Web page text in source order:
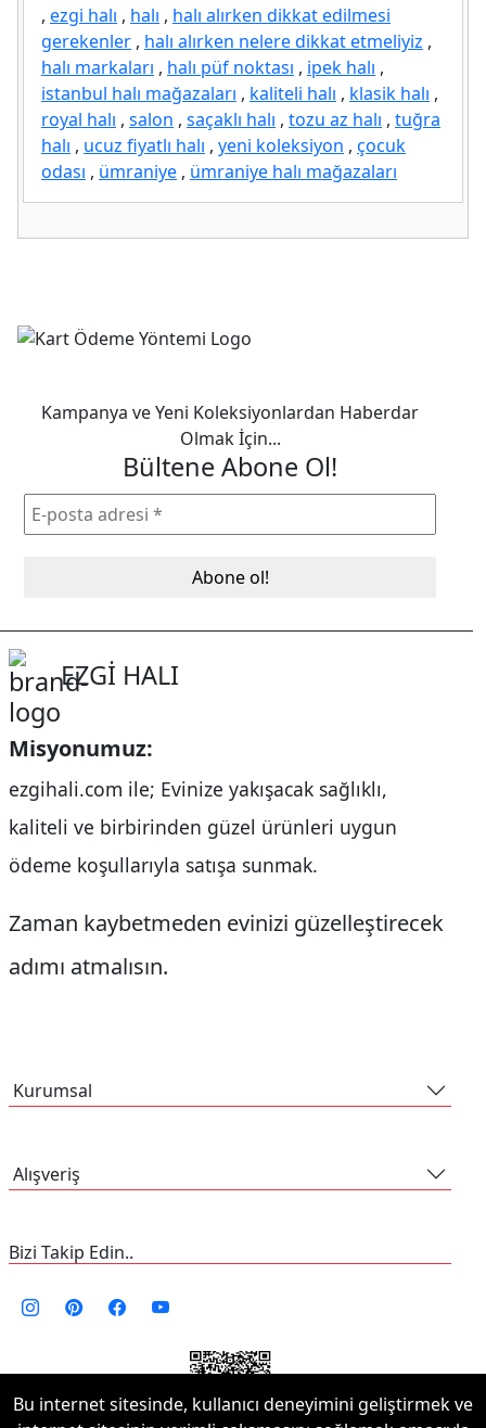
, ezgi halı , halı , halı alırken dikkat edilmesi
gerekenler , halı alırken nelere dikkat etmeliyiz ,
halı markaları , halı püf noktası , ipek halı ,
istanbul halı mağazaları , kaliteli halı , klasik halı ,
royal halı , salon , saçaklı halı , tozu az halı , tuğra
halı , ucuz fiyatlı halı , yeni koleksiyon , çocuk
odası , ümraniye , ümraniye halı mağazaları
Kampanya ve Yeni Koleksiyonlardan Haberdar
Olmak İçin...
Bültene Abone Ol!
EZGİ HALI
Misyonumuz:
ezgihali.com ile; Evinize yakışacak sağlıklı,
kaliteli ve birbirinden güzel ürünleri uygun
ödeme koşullarıyla satışa sunmak.
Zaman kaybetmeden evinizi güzelleştirecek
adımı atmalısın.
Kurumsal
Alışveriş
Bizi Takip Edin..
Bu internet sitesinde, kullanıcı deneyimini geliştirmek ve